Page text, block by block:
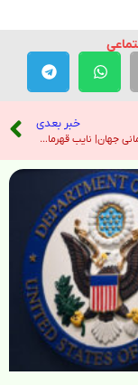
خبر بعدی
وزنه برداری قهرمانی جهان| نایب قهرمانی علیرضا نصیری با 2 نقره و رکوردشکنی – خبرگزاری تسنیم